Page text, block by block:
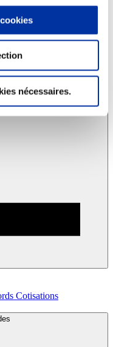
nécessaires.
des métiers
Cotisations